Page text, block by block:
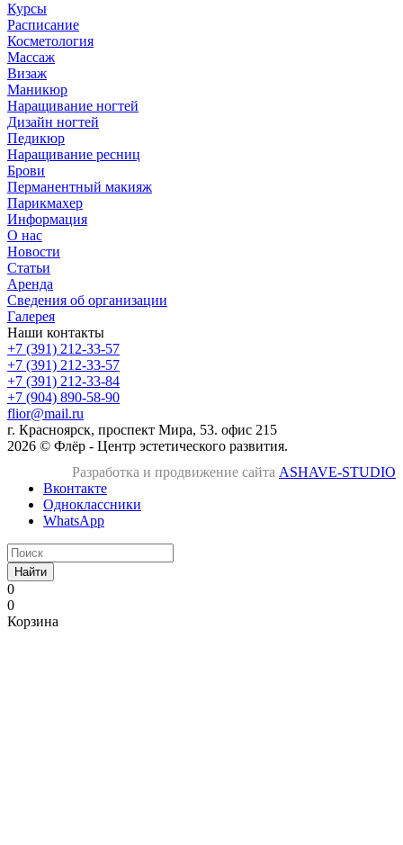
Курсы
Расписание
Косметология
Массаж
Визаж
Маникюр
Наращивание ногтей
Дизайн ногтей
Педикюр
Наращивание ресниц
Брови
Перманентный макияж
Парикмахер
Информация
О нас
Новости
Статьи
Аренда
Сведения об организации
Галерея
Наши контакты
+7 (391) 212-33-57
+7 (391) 212-33-57
+7 (391) 212-33-84
+7 (904) 890-58-90
flior@mail.ru
г. Красноярск, проспект Мира, 53. офис 215
2026 © Флёр - Центр эстетического развития.
Разработка и продвижение сайта ASHAVE-STUDIO
Вконтакте
Одноклассники
WhatsApp
Найти
0
0
Корзина